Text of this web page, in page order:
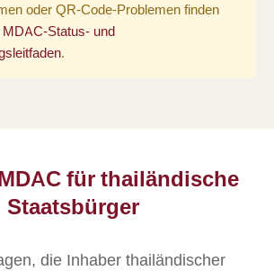
oder QR-Code-Problemen finden
MDAC-Status- und
.
für thailändische
Staatsbürger
die Inhaber thailändischer